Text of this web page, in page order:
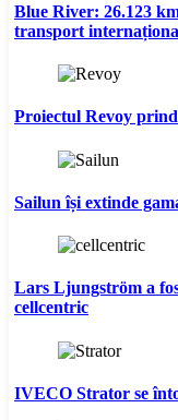
Blue River: 26.123
transport
Proiectul Revoy
Sailun își extinde
Lars Ljungström a
cellcentric
IVECO Strator se